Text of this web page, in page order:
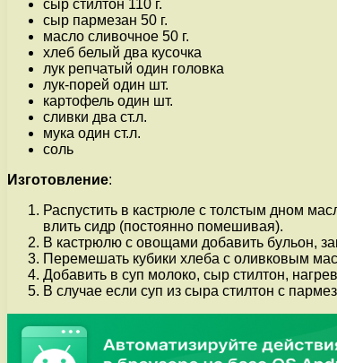
сыр стилтон 110 г.
сыр пармезан 50 г.
масло сливочное 50 г.
хлеб белый два кусочка
лук репчатый один головка
лук-порей один шт.
картофель один шт.
сливки два ст.л.
мука один ст.л.
соль
Изготовление:
Распустить в кастрюле с толстым дном
влить сидр (постоянно помешивая).
В кастрюлю с овощами добавить бульон,
Перемешать кубики хлеба с оливковым
Добавить в суп молоко, сыр стилтон,
В случае если суп из сыра стилтон с